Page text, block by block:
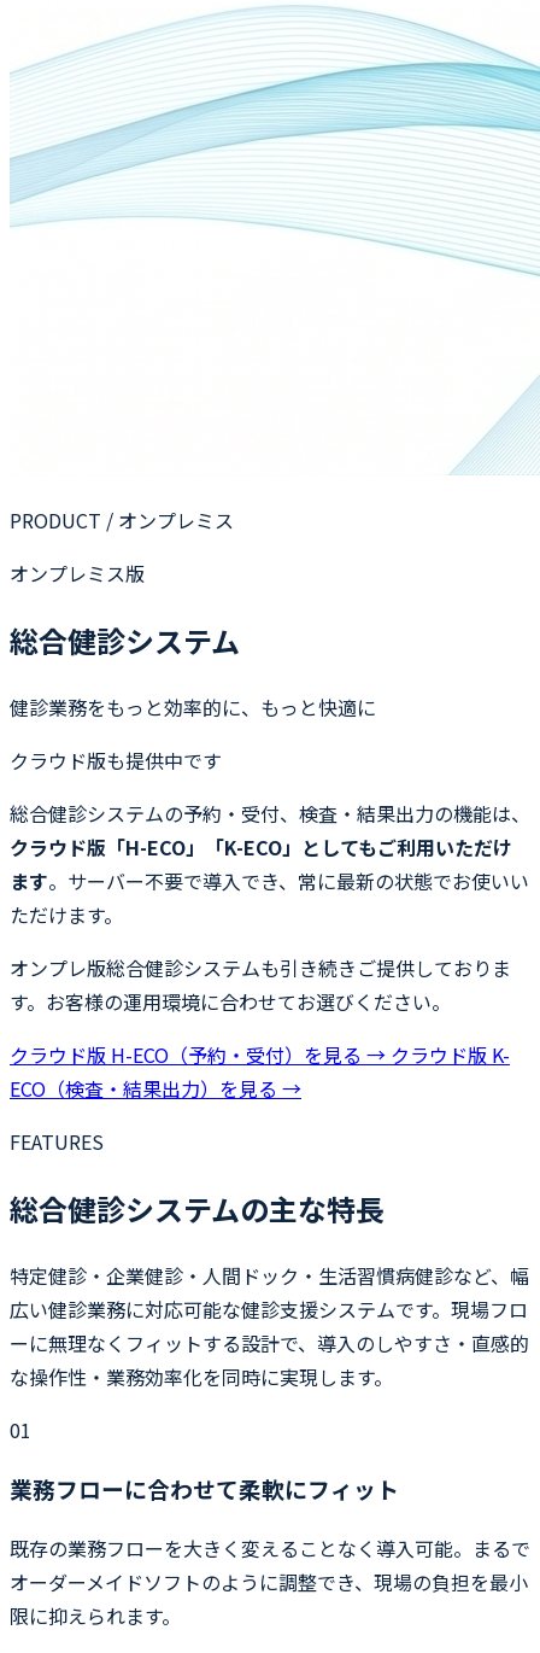
PRODUCT / オンプレミス
オンプレミス版
総合健診システム
健診業務をもっと効率的に、 もっと快適に
クラウド版も提供中です
総合健診システムの予約・受付、検査・結果出力の機能は、
クラウド版「H-ECO」「K-ECO」としてもご利用いただけ
ます。サーバー不要で導入でき、常に最新の状態でお使いい
ただけます。
オンプレ版総合健診システムも引き続きご提供しておりま
す。お客様の運用環境に合わせてお選びください。
クラウド版 H-ECO（予約・受付）を見る → クラウド版 K-
ECO（検査・結果出力）を見る →
FEATURES
総合健診システムの主な特長
特定健診・企業健診・人間ドック・生活習慣病健診など、幅
広い健診業務に対応可能な健診支援システムです。現場フロ
ーに無理なくフィットする設計で、導入のしやすさ・直感的
な操作性・業務効率化を同時に実現します。
01
業務フローに合わせて柔軟にフィット
既存の業務フローを大きく変えることなく導入可能。まるで
オーダーメイドソフトのように調整でき、現場の負担を最小
限に抑えられます。